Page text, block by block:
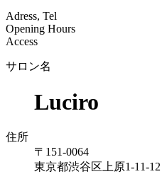
Adress, Tel
Opening Hours
Access
サロン名
Luciro
住所
〒151-0064
東京都渋谷区上原1-11-12